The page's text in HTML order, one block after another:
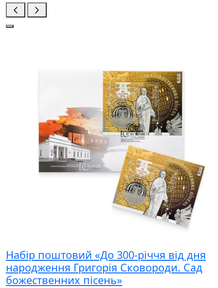
Набір поштовий «До 300-річчя від дня
народження Григорія Сковороди. Сад
божественних пісень»